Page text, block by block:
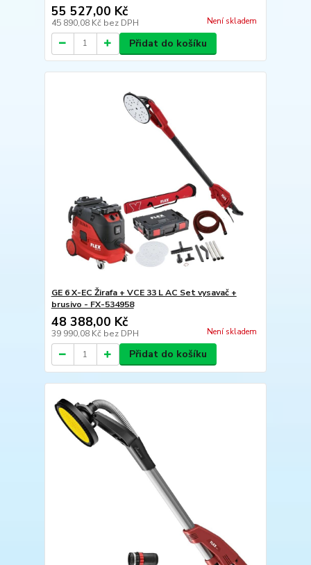
55 527,00 Kč
45 890,08 Kč bez DPH Není skladem
Přidat do košíku
GE 6 X-EC Žirafa + VCE 33 L AC Set vysavač +
brusivo - FX-534958
48 388,00 Kč
39 990,08 Kč bez DPH Není skladem
Přidat do košíku